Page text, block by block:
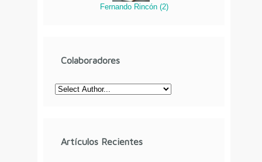
Fernando Rincón (2)
Colaboradores
Artículos Recientes